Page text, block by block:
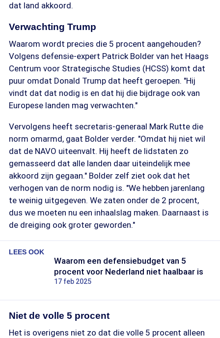
dat land akkoord.
Verwachting Trump
Waarom wordt precies die 5 procent aangehouden?
Volgens defensie-expert Patrick Bolder van het Haags
Centrum voor Strategische Studies (HCSS) komt dat
puur omdat Donald Trump dat heeft geroepen. "Hij
vindt dat dat nodig is en dat hij die bijdrage ook van
Europese landen mag verwachten."
Vervolgens heeft secretaris-generaal Mark Rutte die
norm omarmd, gaat Bolder verder. "Omdat hij niet wil
dat de NAVO uiteenvalt. Hij heeft de lidstaten zo
gemasseerd dat alle landen daar uiteindelijk mee
akkoord zijn gegaan." Bolder zelf ziet ook dat het
verhogen van de norm nodig is. "We hebben jarenlang
te weinig uitgegeven. We zaten onder de 2 procent,
dus we moeten nu een inhaalslag maken. Daarnaast is
de dreiging ook groter geworden."
LEES OOK
Waarom een defensiebudget van 5
procent voor Nederland niet haalbaar is
17 feb 2025
Niet de volle 5 procent
Het is overigens niet zo dat die volle 5 procent alleen